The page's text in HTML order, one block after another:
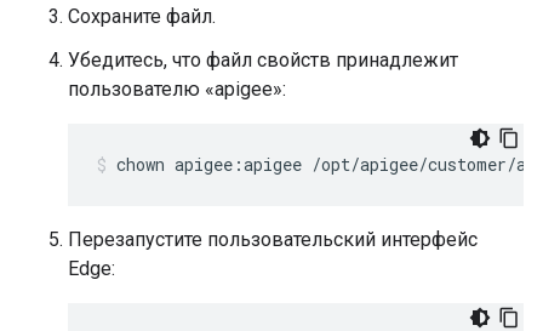
Сохраните файл.
Убедитесь, что файл свойств принадлежит
пользователю «apigee»:
chown apigee:apigee /opt/apigee/customer/
Перезапустите пользовательский интерфейс
Edge: